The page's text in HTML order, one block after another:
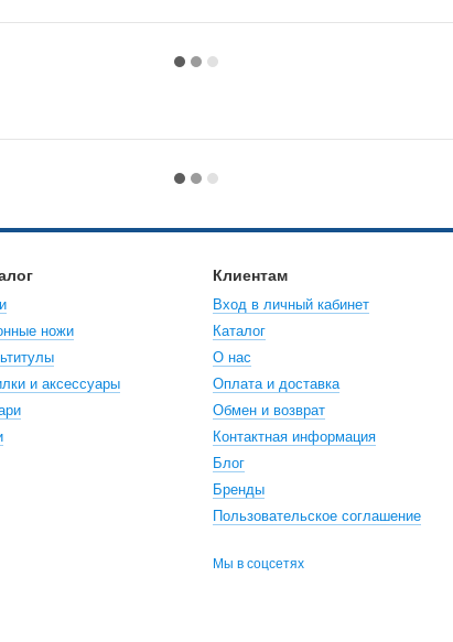
ножи
и аксессуары
Клиентам
Вход в личный кабинет
Каталог
О нас
Оплата и доставка
Обмен и возврат
Контактная информация
Блог
Бренды
Пользовательское соглашение
Мы в соцсетях